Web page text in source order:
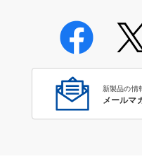
学校教育のICT環境整備特集
新製品の情
メールマ